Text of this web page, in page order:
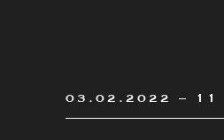
03.02.2022 – 11